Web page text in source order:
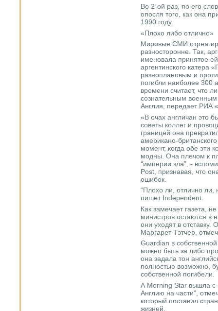
Во 2-ой раз, по его
опосля того, как она
1990 году.
«Плохо либо отлично»
Мировые СМИ
разносторонне. Так,
именовала принятое
аргентинского катера
разноплановым и
погибли наиболее 300
времени считает, что
сознательным
Англия, передает РИА
«В очах англичан это
советы коллег и
границей она
американо-
момент, когда обе эти
модны. Она плечом к
“империи зла”, -
Post, признавая, что
ошибок.
“Плохо ли, отлично ли,
пишет Independent.
Как замечает газета,
министров остаются в
они уходят в отставку.
Маргарет Тэтчер,
Guardian в
можно быть за либо
она задала тон
полностью возможно,
собственной погибели.
А Morning Star вышла с
Англию на части”,
который поставил
жизней.